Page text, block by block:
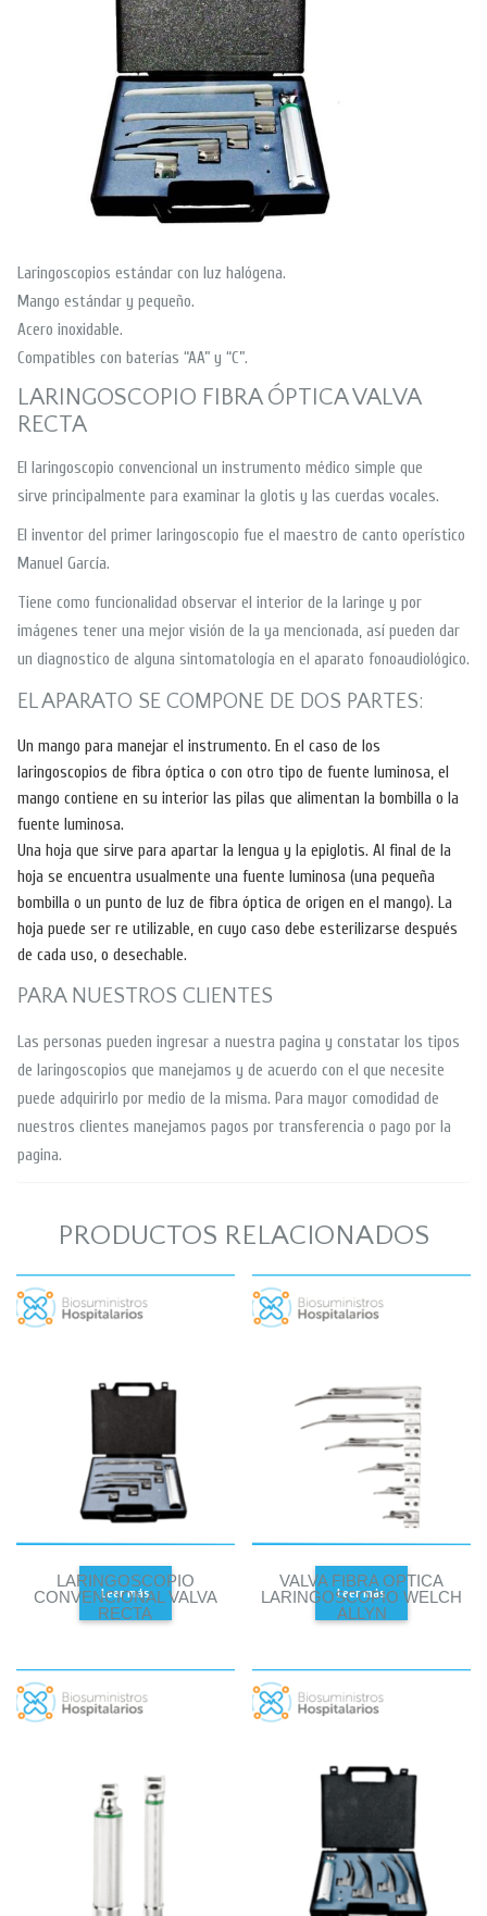
Laringoscopios estándar con luz halógena.
Mango estándar y pequeño.
Acero inoxidable.
Compatibles con baterías “AA” y “C”.
LARINGOSCOPIO FIBRA ÓPTICA VALVA
RECTA
El laringoscopio convencional un instrumento médico simple que
sirve principalmente para examinar la glotis y las cuerdas vocales.
El inventor del primer laringoscopio fue el maestro de canto operístico
Manuel García.
Tiene como funcionalidad observar el interior de la laringe y por
imágenes tener una mejor visión de la ya mencionada, así pueden dar
un diagnostico de alguna sintomatología en el aparato fonoaudiológico.
EL APARATO SE COMPONE DE DOS PARTES:
Un mango para manejar el instrumento. En el caso de los
laringoscopios de fibra óptica o con otro tipo de fuente luminosa, el
mango contiene en su interior las pilas que alimentan la bombilla o la
fuente luminosa.
Una hoja que sirve para apartar la lengua y la epiglotis. Al final de la
hoja se encuentra usualmente una fuente luminosa (una pequeña
bombilla o un punto de luz de fibra óptica de origen en el mango). La
hoja puede ser re utilizable, en cuyo caso debe esterilizarse después
de cada uso, o desechable.
PARA NUESTROS CLIENTES
Las personas pueden ingresar a nuestra pagina y constatar los tipos
de laringoscopios que manejamos y de acuerdo con el que necesite
puede adquirirlo por medio de la misma. Para mayor comodidad de
nuestros clientes manejamos pagos por transferencia o pago por la
pagina.
PRODUCTOS RELACIONADOS
LARINGOSCOPIO
CONVENCIONAL VALVA
RECTA
Leer más
VALVA FIBRA OPTICA
LARINGOSCOPIO WELCH
ALLYN
Leer más